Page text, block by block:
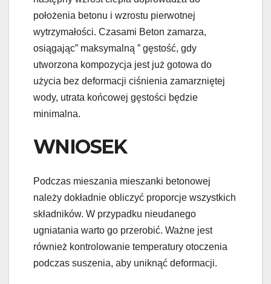
położenia betonu i wzrostu pierwotnej
wytrzymałości. Czasami Beton zamarza,
osiągając” maksymalną ” gęstość, gdy
utworzona kompozycja jest już gotowa do
użycia bez deformacji ciśnienia zamarzniętej
wody, utrata końcowej gęstości będzie
minimalna.
WNIOSEK
Podczas mieszania mieszanki betonowej
należy dokładnie obliczyć proporcje wszystkich
składników. W przypadku nieudanego
ugniatania warto go przerobić. Ważne jest
również kontrolowanie temperatury otoczenia
podczas suszenia, aby uniknąć deformacji.